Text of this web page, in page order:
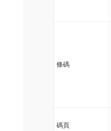
條碼
碼頁